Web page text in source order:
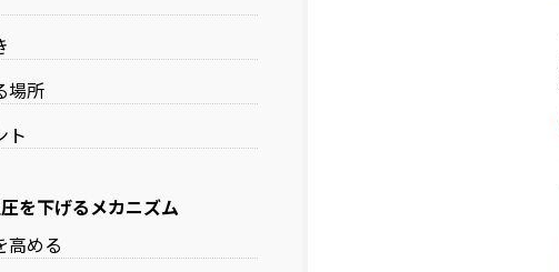
場所
ト
を下げるメカニズム
高める